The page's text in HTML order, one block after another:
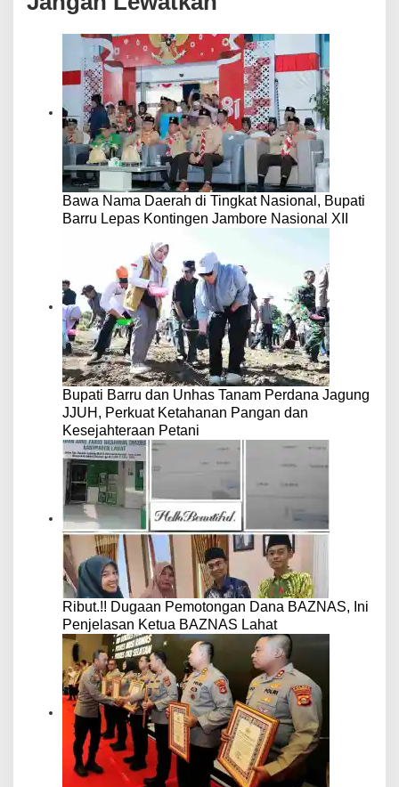
Bawa Nama Daerah di Tingkat Nasional, Bupati
Barru Lepas Kontingen Jambore Nasional XII
Bupati Barru dan Unhas Tanam Perdana Jagung
JJUH, Perkuat Ketahanan Pangan dan
Kesejahteraan Petani
Ribut.!! Dugaan Pemotongan Dana BAZNAS, Ini
Penjelasan Ketua BAZNAS Lahat